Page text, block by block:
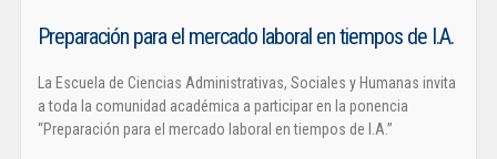
Preparación para el mercado laboral en tiempos de I.A.
La Escuela de Ciencias Administrativas, Sociales y Humanas invita
a toda la comunidad académica a participar en la ponencia
“Preparación para el mercado laboral en tiempos de I.A.”